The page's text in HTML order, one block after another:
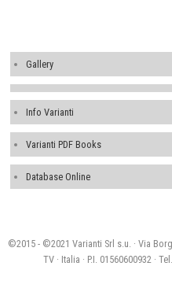
Gallery
Info Varianti
Varianti PDF Books
Database Online
©2015 - ©2021 Varianti Srl s.u. · Via
TV · Italia · P.I. 01560600932 ·